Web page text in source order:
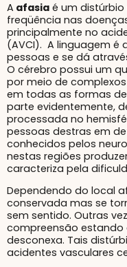
A afasia é um
freqüência nas
principalmente no
(AVCI). A linguagem é
pessoas e se dá
O cérebro possui um
por meio de
em todas as formas
parte evidentemente,
processada no
pessoas destras em
conhecidos pelos
nestas regiões
caracteriza pela
Dependendo do local
conservada mas se
sem sentido. Outras
compreensão estando
desconexa. Tais
acidentes vasculares